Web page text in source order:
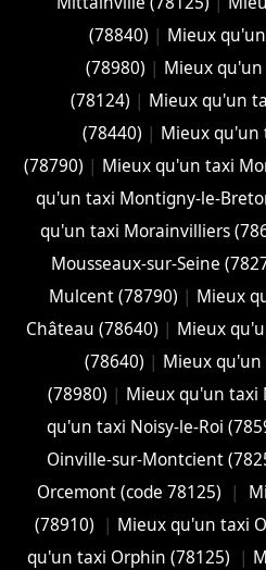
(78840) | Mieux
(78980) | Mieux
(78124) | Mieux qu'un
(78440) | Mieux
(78790) | Mieux qu'un taxi
qu'un taxi Montigny-le-
qu'un taxi Morainvilliers
Mousseaux-sur-Seine
Mulcent (78790) | Mieux
Château (78640) | Mieux
(78640) | Mieux
(78980) | Mieux qu'un taxi
qu'un taxi Noisy-le-Roi
Oinville-sur-Montcient
Orcemont (code 78125)
|
(78910)
| Mieux qu'un taxi
qu'un taxi Orphin (78125)
|